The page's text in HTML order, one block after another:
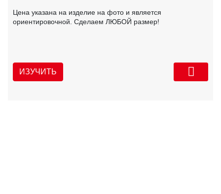
Цена указана на изделие на фото и является
ориентировочной. Сделаем ЛЮБОЙ размер!
ИЗУЧИТЬ